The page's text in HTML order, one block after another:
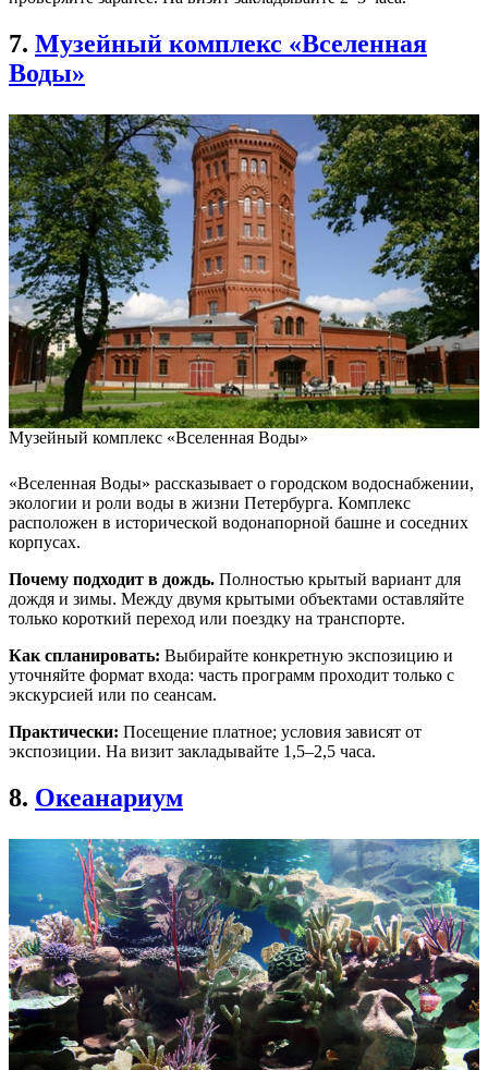
7. Музейный комплекс «Вселенная
Воды»
Музейный комплекс «Вселенная Воды»
«Вселенная Воды» рассказывает о городском водоснабжении,
экологии и роли воды в жизни Петербурга. Комплекс
расположен в исторической водонапорной башне и соседних
корпусах.
Почему подходит в дождь. Полностью крытый вариант для
дождя и зимы. Между двумя крытыми объектами оставляйте
только короткий переход или поездку на транспорте.
Как спланировать: Выбирайте конкретную экспозицию и
уточняйте формат входа: часть программ проходит только с
экскурсией или по сеансам.
Практически: Посещение платное; условия зависят от
экспозиции. На визит закладывайте 1,5–2,5 часа.
8. Океанариум